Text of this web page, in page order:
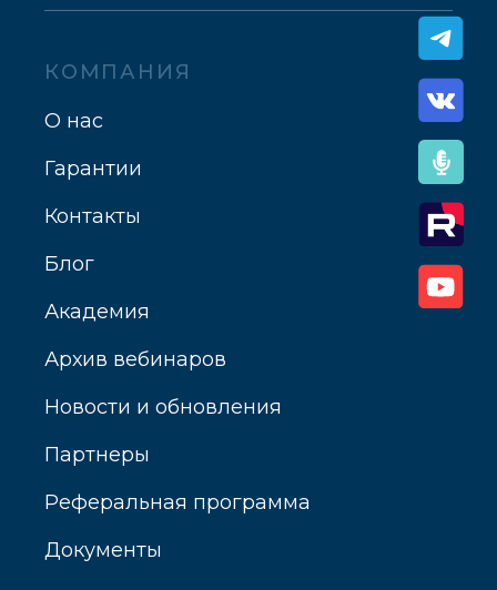
КОМПАНИЯ
О нас
Гарантии
Контакты
Блог
Академия
Архив вебинаров
Новости и обновления
Партнеры
Реферальная программа
Документы